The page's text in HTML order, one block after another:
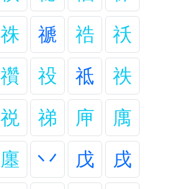
祩 禠 祰
祅
禶 祋 祗
祑
祱 祶 庘
庽
廛 丷 戊
戌